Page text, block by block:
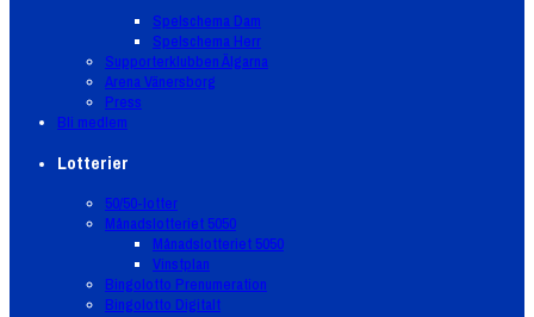
Spelschema Dam
Spelschema Herr
Supporterklubben Älgarna
Arena Vänersborg
Press
Bli medlem
Lotterier
50/50-lotter
Månadslotteriet 5050
Månadslotteriet 5050
Vinstplan
Bingolotto Prenumeration
Bingolotto Digitalt